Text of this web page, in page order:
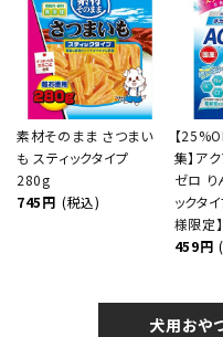
素材そのまま さつまい
も スティックタイプ
280g
745円 (税込)
【
集】ア
ゼロ り
ックタ
様限定】
459円
犬用おや